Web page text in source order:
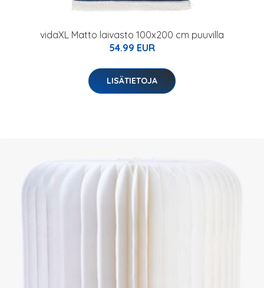
vidaXL Matto laivasto 100x200 cm puuvilla
54.99 EUR
LISÄTIETOJA